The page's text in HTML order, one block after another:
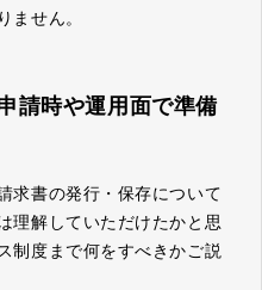
ません。
請時や運用面で準備
求書の発行・保存について
理解していただけたかと思
制度まで何をすべきかご説